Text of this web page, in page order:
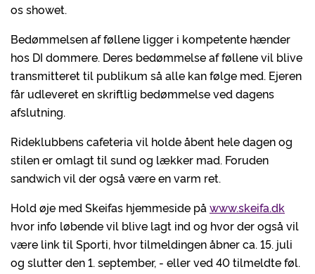
os showet.
Bedømmelsen af føllene ligger i kompetente hænder
hos DI dommere. Deres bedømmelse af føllene vil blive
transmitteret til publikum så alle kan følge med. Ejeren
får udleveret en skriftlig bedømmelse ved dagens
afslutning.
Rideklubbens cafeteria vil holde åbent hele dagen og
stilen er omlagt til sund og lækker mad. Foruden
sandwich vil der også være en varm ret.
Hold øje med Skeifas hjemmeside på www.skeifa.dk
hvor info løbende vil blive lagt ind og hvor der også vil
være link til Sporti, hvor tilmeldingen åbner ca. 15. juli
og slutter den 1. september, - eller ved 40 tilmeldte føl.